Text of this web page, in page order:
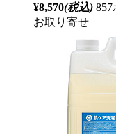
¥8,570(税込) 857
お取り寄せ